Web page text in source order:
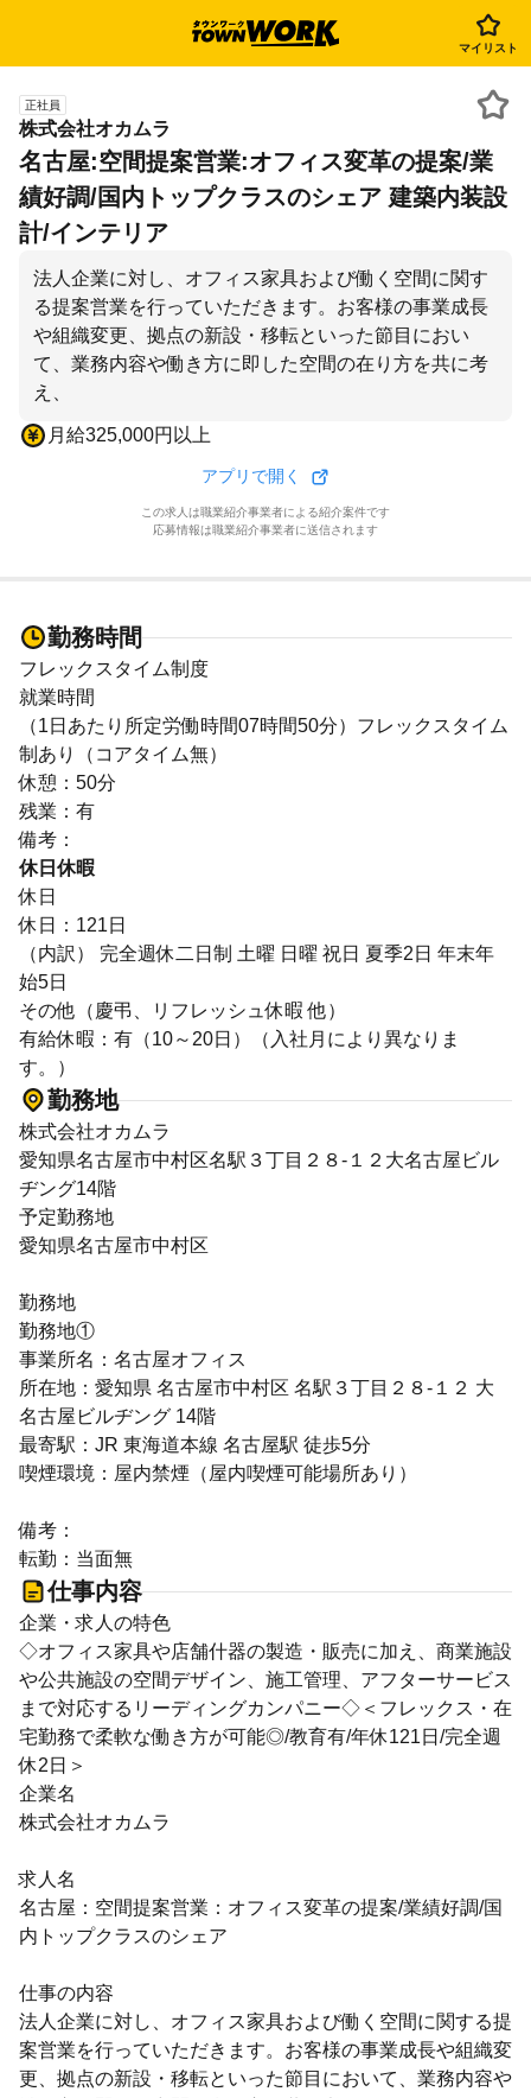
マイリスト
正社員
株式会社オカムラ
名古屋:空間提案営業:オフィス変革の提案/業
績好調/国内トップクラスのシェア 建築内装設
計/インテリア
法人企業に対し、オフィス家具および働く空間に関す
る提案営業を行っていただきます。お客様の事業成長
や組織変更、拠点の新設・移転といった節目におい
て、業務内容や働き方に即した空間の在り方を共に考
え、
月給325,000円以上
アプリで開く
この求人は職業紹介事業者による紹介案件です
応募情報は職業紹介事業者に送信されます
勤務時間
フレックスタイム制度
就業時間
（1日あたり所定労働時間07時間50分）フレックスタイム
制あり（コアタイム無）
休憩：50分
残業：有
備考：
休日休暇
休日
休日：121日
（内訳） 完全週休二日制 土曜 日曜 祝日 夏季2日 年末年
始5日
その他（慶弔、リフレッシュ休暇 他）
有給休暇：有（10～20日）（入社月により異なりま
す。）
勤務地
株式会社オカムラ
愛知県名古屋市中村区名駅３丁目２８-１２大名古屋ビル
ヂング14階
予定勤務地
愛知県名古屋市中村区
勤務地
勤務地①
事業所名：名古屋オフィス
所在地：愛知県 名古屋市中村区 名駅３丁目２８-１２ 大
名古屋ビルヂング 14階
最寄駅：JR 東海道本線 名古屋駅 徒歩5分
喫煙環境：屋内禁煙（屋内喫煙可能場所あり）
備考：
転勤：当面無
仕事内容
企業・求人の特色
◇オフィス家具や店舗什器の製造・販売に加え、商業施設
や公共施設の空間デザイン、施工管理、アフターサービス
まで対応するリーディングカンパニー◇＜フレックス・在
宅勤務で柔軟な働き方が可能◎/教育有/年休121日/完全週
休2日＞
企業名
株式会社オカムラ
求人名
名古屋：空間提案営業：オフィス変革の提案/業績好調/国
内トップクラスのシェア
仕事の内容
法人企業に対し、オフィス家具および働く空間に関する提
案営業を行っていただきます。お客様の事業成長や組織変
更、拠点の新設・移転といった節目において、業務内容や